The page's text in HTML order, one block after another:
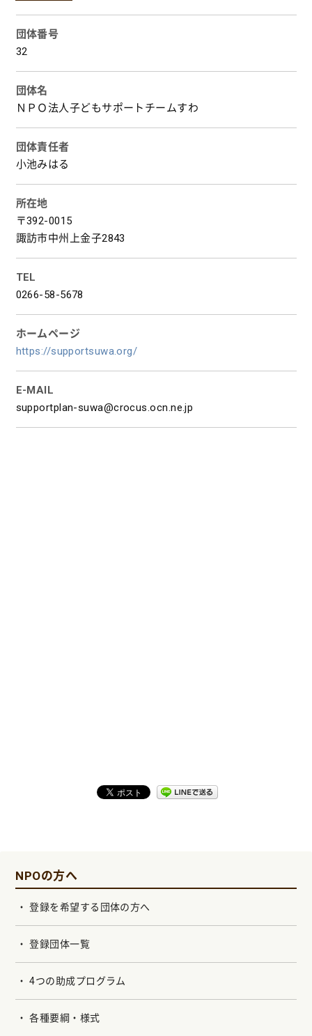
団体番号
32
団体名
ＮＰＯ法人子どもサポートチームすわ
団体責任者
小池みはる
所在地
〒392-0015
諏訪市中州上金子2843
TEL
0266-58-5678
ホームページ
https://supportsuwa.org/
E-MAIL
supportplan-suwa@crocus.ocn.ne.jp
NPOの方へ
登録を希望する団体の方へ
登録団体一覧
4つの助成プログラム
各種要綱・様式